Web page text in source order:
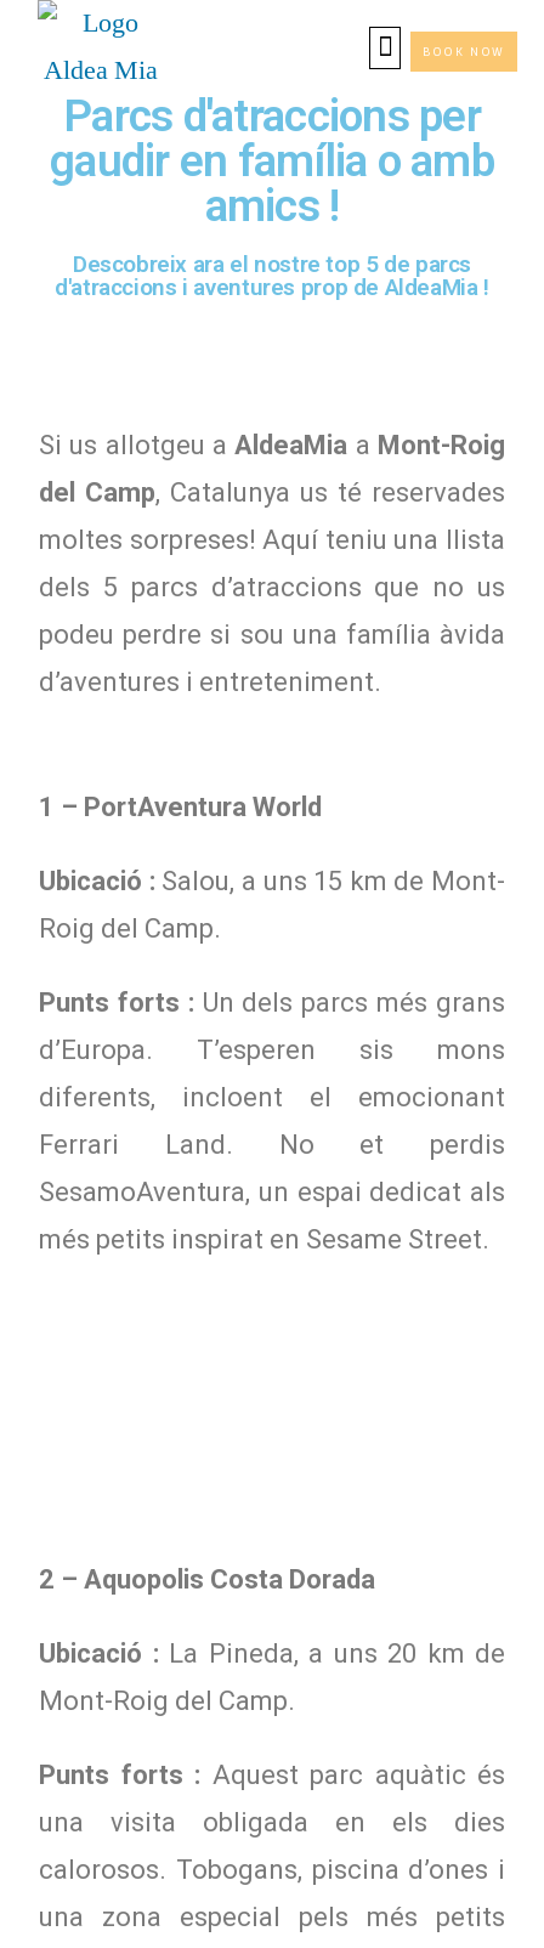
BOOK NOW
Parcs d'atraccions per
gaudir en família o amb
amics !
Descobreix ara el nostre top 5 de parcs
d'atraccions i aventures prop de AldeaMia !
Si us allotgeu aAldeaMia a Mont-Roig
del Camp, Catalunya us té reservades
moltes sorpreses! Aquí teniu una llista
dels 5 parcs d’atraccions que no us
podeu perdre si sou una família àvida
d’aventures i entreteniment.
1 – PortAventura World
Ubicació : Salou, a uns 15 km de Mont-
Roig del Camp.
Punts forts : Un dels parcs més grans
d’Europa. T’esperen sis mons
diferents, incloent el emocionant
Ferrari Land. No et perdis
SesamoAventura, un espai dedicat als
més petits inspirat en Sesame Street.
2 – Aquopolis Costa Dorada
Ubicació : La Pineda, a uns 20 km de
Mont-Roig del Camp.
Punts forts : Aquest parc aquàtic és
una visita obligada en els dies
calorosos. Tobogans, piscina d’ones i
una zona especial pels més petits